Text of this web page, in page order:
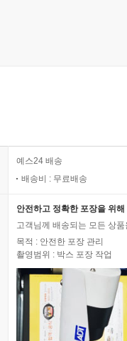
예스24 배송
배송비 : 무료배송
안전하고 정확한 포장을 위
고객님께 배송되는 모든 상
목적 : 안전한 포장 관리
촬영범위 : 박스 포장 작업